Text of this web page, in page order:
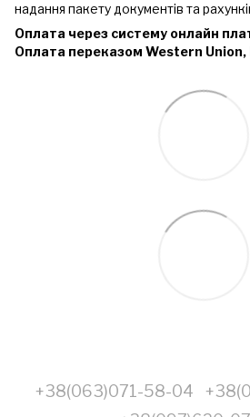
надання пакету документів та
Оплата через систему онлайн
Оплата переказом Western
+38(063)071-58-04